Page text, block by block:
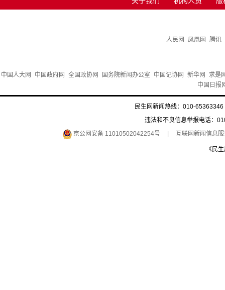
人民网 凤凰网 腾讯
中国人大网 中国政府网 全国政协网 国务院新闻办公室 中国记协网 新华网
求是
中国日报
民生网新闻热线：010-
违法和不良信息举报电话：
京公网安备 11010502042254号
互联网新闻信息
《民